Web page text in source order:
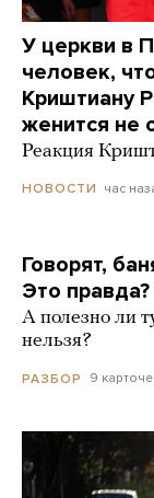
У церкви в
человек,
Криштиану
женится не
Реакция
НОВОСТИ час
Говорят,
Это правда?
А полезно ли
нельзя?
РАЗБОР 9